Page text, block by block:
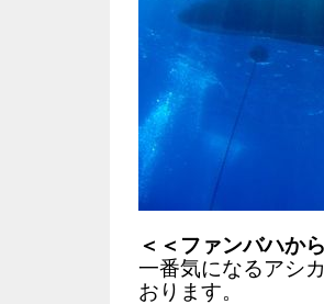
＜＜ファンバハか
一番気になるアシ
おります。